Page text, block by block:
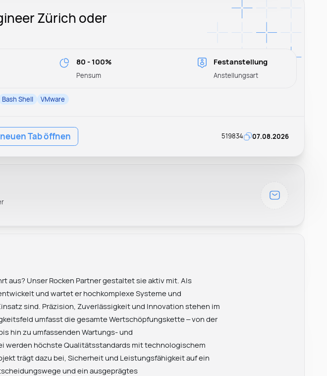
Zürich oder
80 - 100%
Pensum
Festanstellung
Anstellungsart
Bash Shell VMware
Tab öffnen 519834 07.08.2026
aus? Unser Rocken Partner gestaltet sie aktiv mit. Als
und wartet er hochkomplexe Systeme und
sind. Präzision, Zuverlässigkeit und Innovation stehen im
umfasst die gesamte Wertschöpfungskette – von der
hin zu umfassenden Wartungs- und
werden höchste Qualitätsstandards mit technologischem
trägt dazu bei, Sicherheit und Leistungsfähigkeit auf ein
und ein ausgeprägtes